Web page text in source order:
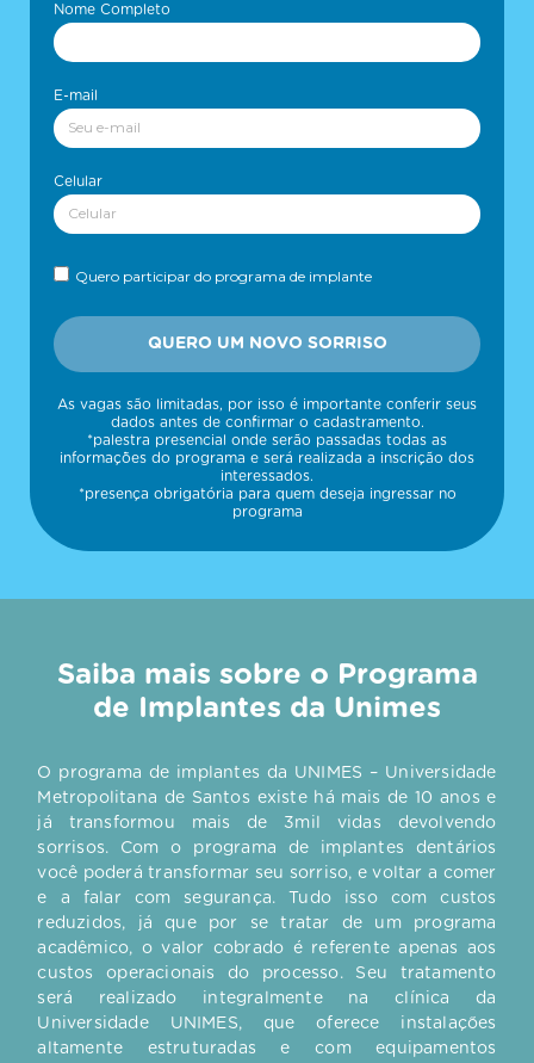
Nome Completo
E-mail
Celular
Quero participar do programa de implante
QUERO UM NOVO SORRISO
As vagas são limitadas, por isso é importante conferir seus
dados antes de confirmar o cadastramento.
*palestra presencial onde serão passadas todas as
informações do programa e será realizada a inscrição dos
interessados.
*presença obrigatória para quem deseja ingressar no
programa
Saiba mais sobre o Programa
de Implantes da Unimes
O programa de implantes da UNIMES – Universidade
Metropolitana de Santos existe há mais de 10 anos e
já transformou mais de 3mil vidas devolvendo
sorrisos. Com o programa de implantes dentários
você poderá transformar seu sorriso, e voltar a comer
e a falar com segurança. Tudo isso com custos
reduzidos, já que por se tratar de um programa
acadêmico, o valor cobrado é referente apenas aos
custos operacionais do processo. Seu tratamento
será realizado integralmente na clínica da
Universidade UNIMES, que oferece instalações
altamente estruturadas e com equipamentos